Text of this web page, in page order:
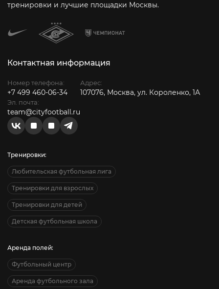
тренировки и лучшие площадки Москвы.
Контактная информация
Номер телефона:
+7 499 460-06-34
Эл. почта:
team@cityfootball.ru
Адрес:
107076, Москва, ул. Короленко, 1А
Тренировки:
Любительская футбольная лига
Тренировки для взрослых
Тренировки для детей
Детская футбольная школа
Аренда полей:
Футбольный центр
Аренда футбольного зала